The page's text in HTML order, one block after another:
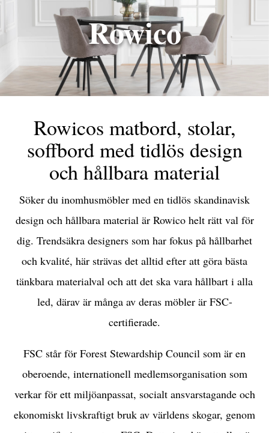
Rowico
Rowicos matbord, stolar,
soffbord med tidlös design
och hållbara material
Söker du inomhusmöbler med en tidlös skandinavisk
design och hållbara material är Rowico helt rätt val för
dig. Trendsäkra designers som har fokus på hållbarhet
och kvalité, här strävas det alltid efter att göra bästa
tänkbara materialval och att det ska vara hållbart i alla
led, därav är många av deras möbler är FSC-
certifierade.
FSC står för Forest Stewardship Council som är en
oberoende, internationell medlemsorganisation som
verkar för ett miljöanpassat, socialt ansvarstagande och
ekonomiskt livskraftigt bruk av världens skogar, genom